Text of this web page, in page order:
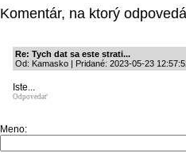
Komentár, na ktorý
Re: Tych dat sa este strati...
Od: Kamasko | Pridané: 2023-05-23
Iste...
Odpovedať
Meno: